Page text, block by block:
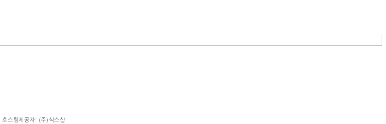
| 호스팅제공자: (주)식스샵